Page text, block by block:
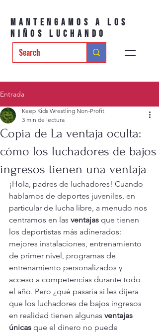
Mantengamos a los
niños luchando
Entrada
Copia de La ventaja oculta:
cómo los luchadores de bajos
ingresos tienen una ventaja
Keep Kids Wrestling Non-Profit
3 min de lectura
¡Hola, padres de luchadores! Cuando
hablamos de deportes juveniles, en
particular de lucha libre, a menudo nos
centramos en las ventajas que tienen
los deportistas más adinerados:
mejores instalaciones, entrenamiento
de primer nivel, programas de
entrenamiento personalizados y
acceso a competencias durante todo
el año. Pero ¿qué pasaría si les dijera
que los luchadores de bajos ingresos
en realidad tienen algunas ventajas
únicas que el dinero no puede